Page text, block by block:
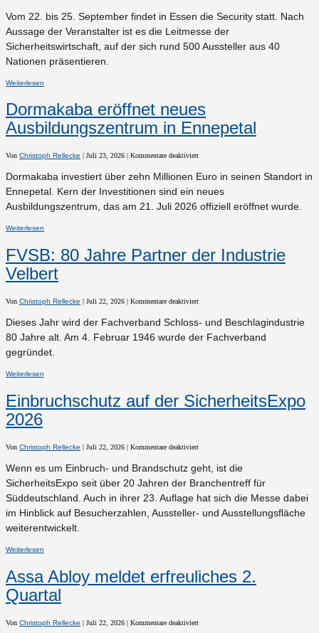
stellt
Sicherheit
in
den
Vom 22. bis 25. September findet in Essen die Security statt. Nach
Aussage der Veranstalter ist es die Leitmesse der
Sicherheitswirtschaft, auf der sich rund 500 Aussteller aus 40
Nationen präsentieren.
Weiterlesen
Dormakaba eröffnet neues
Ausbildungszentrum in Ennepetal
Von Christoph Rellecke | Juli 23, 2026 | Kommentare deaktiviertfür
neues
in
Ennepetal
Dormakaba investiert über zehn Millionen Euro in seinen Standort in
Ennepetal. Kern der Investitionen sind ein neues
Ausbildungszentrum, das am 21. Juli 2026 offiziell eröffnet wurde.
Weiterlesen
FVSB: 80 Jahre Partner der Industrie
Velbert
Von Christoph Rellecke | Juli 22, 2026 | Kommentare deaktiviertfür
Jahre
der
Dieses Jahr wird der Fachverband Schloss- und Beschlagindustrie
80 Jahre alt. Am 4. Februar 1946 wurde der Fachverband
gegründet.
Weiterlesen
Einbruchschutz auf der SicherheitsExpo
2026
Von Christoph Rellecke | Juli 22, 2026 | Kommentare deaktiviertfür
der
2026
Wenn es um Einbruch- und Brandschutz geht, ist die
SicherheitsExpo seit über 20 Jahren der Branchentreff für
Süddeutschland. Auch in ihrer 23. Auflage hat sich die Messe dabei
im Hinblick auf Besucherzahlen, Aussteller- und Ausstellungsfläche
weiterentwickelt.
Weiterlesen
Assa Abloy meldet erfreuliches 2.
Quartal
Von Christoph Rellecke | Juli 22, 2026 | Kommentare deaktiviertfür